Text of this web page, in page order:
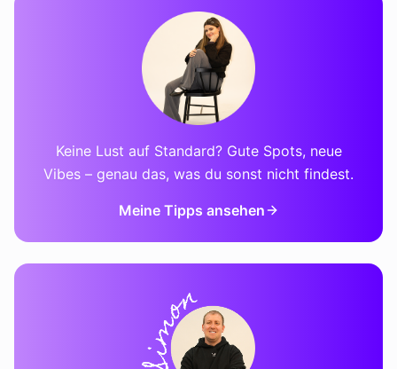
Keine Lust auf Standard? Gute Spots, neue
Vibes – genau das, was du sonst nicht findest.
Meine Tipps ansehen